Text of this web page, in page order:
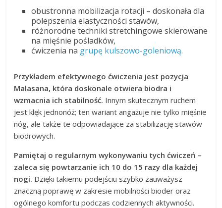
obustronna mobilizacja rotacji – doskonała dla
polepszenia elastyczności stawów,
różnorodne techniki stretchingowe skierowane
na mięśnie pośladków,
ćwiczenia na grupę kulszowo-goleniową.
Przykładem efektywnego ćwiczenia jest pozycja
Malasana, która doskonale otwiera biodra i
wzmacnia ich stabilność. Innym skutecznym ruchem
jest klęk jednonóż; ten wariant angażuje nie tylko mięśnie
nóg, ale także te odpowiadające za stabilizację stawów
biodrowych.
Pamiętaj o regularnym wykonywaniu tych ćwiczeń –
zaleca się powtarzanie ich 10 do 15 razy dla każdej
nogi. Dzięki takiemu podejściu szybko zauważysz
znaczną poprawę w zakresie mobilności bioder oraz
ogólnego komfortu podczas codziennych aktywności.